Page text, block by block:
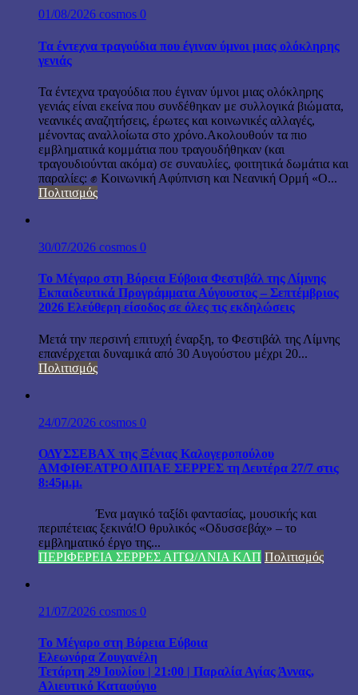
01/08/2026 cosmos 0
Τα έντεχνα τραγούδια που έγιναν ύμνοι μιας ολόκληρης
γενιάς
Τα έντεχνα τραγούδια που έγιναν ύμνοι μιας ολόκληρης
γενιάς είναι εκείνα που συνδέθηκαν με συλλογικά βιώματα,
νεανικές αναζητήσεις, έρωτες και κοινωνικές αλλαγές,
μένοντας αναλλοίωτα στο χρόνο.Ακολουθούν τα πιο
εμβληματικά κομμάτια που τραγουδήθηκαν (και
τραγουδιούνται ακόμα) σε συναυλίες, φοιτητικά δωμάτια και
παραλίες: ✊ Κοινωνική Αφύπνιση και Νεανική Ορμή «Ο...
Πολιτισμός
30/07/2026 cosmos 0
Το Μέγαρο στη Βόρεια Εύβοια Φεστιβάλ της Λίμνης
Εκπαιδευτικά Προγράμματα Αύγουστος – Σεπτέμβριος
2026 Ελεύθερη είσοδος σε όλες τις εκδηλώσεις
Μετά την περσινή επιτυχή έναρξη, το Φεστιβάλ της Λίμνης
επανέρχεται δυναμικά από 30 Αυγούστου μέχρι 20...
Πολιτισμός
24/07/2026 cosmos 0
ΟΔΥΣΣΕΒΑΧ της Ξένιας Καλογεροπούλου
ΑΜΦΙΘΕΑΤΡΟ ΔΙΠΑΕ ΣΕΡΡΕΣ τη Δευτέρα 27/7 στις
8:45μ.μ.
Ένα μαγικό ταξίδι φαντασίας, μουσικής και
περιπέτειας ξεκινά!Ο θρυλικός «Οδυσσεβάχ» – το
εμβληματικό έργο της...
ΠΕΡΙΦΕΡΕΙΑ ΣΕΡΡΕΣ ΑΙΤΩ/ΛΝΙΑ ΚΛΠ Πολιτισμός
21/07/2026 cosmos 0
Το Μέγαρο στη Βόρεια Εύβοια
Ελεωνόρα Ζουγανέλη
Τετάρτη 29 Ιουλίου | 21:00 | Παραλία Αγίας Άννας,
Αλιευτικό Καταφύγιο